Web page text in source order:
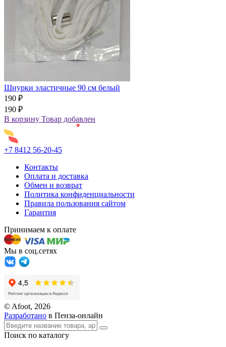
Шнурки эластичные 90 см белый
190 ₽
190 ₽
В корзину Товар добавлен
+7 8412 56-20-45
Контакты
Оплата и доставка
Обмен и возврат
Политика конфиденциальности
Правила пользования сайтом
Гарантия
Принимаем к оплате
Мы в соц.сетях
© Afoot, 2026
Разработано в Пенза-онлайн
Поиск по каталогу